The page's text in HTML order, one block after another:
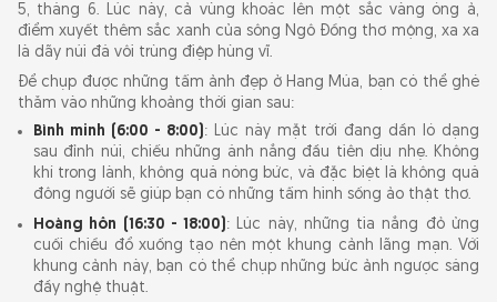
5, tháng 6. Lúc này, cả vùng khoác lên một sắc vàng óng ả,
điểm xuyết thêm sắc xanh của sông Ngô Đồng thơ mộng, xa xa
là dãy núi đá vôi trùng điệp hùng vĩ.
Để chụp được những tấm ảnh đẹp ở Hang Múa, bạn có thể ghé
thăm vào những khoảng thời gian sau:
Bình minh (6:00 - 8:00) : Lúc này mặt trời đang dần ló dạng
sau đỉnh núi, chiếu những ánh nắng đầu tiên dịu nhẹ. Không
khí trong lành, không quá nóng bức, và đặc biệt là không quá
đông người sẽ giúp bạn có những tấm hình sống ảo thật thơ.
Hoàng hôn (16:30 - 18:00) : Lúc này, những tia nắng đỏ ửng
cuối chiều đổ xuống tạo nên một khung cảnh lãng mạn. Với
khung cảnh này, bạn có thể chụp những bức ảnh ngược sáng
đầy nghệ thuật.